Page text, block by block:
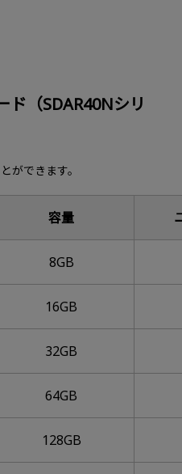
ド（SDAR40Nシリ
ができます。
容量
8GB
16GB
32GB
64GB
128GB